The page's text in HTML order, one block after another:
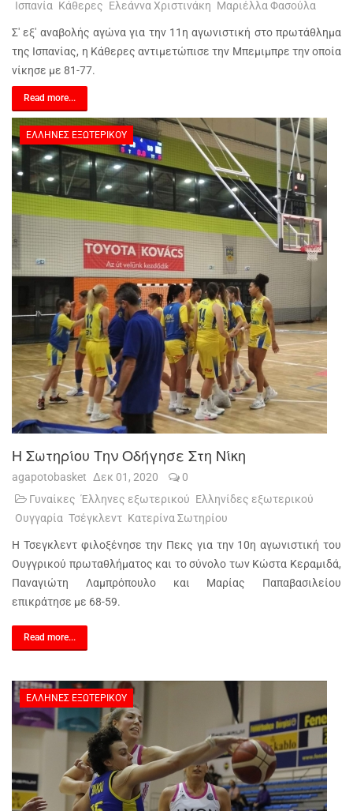
Ισπανία Κάθερες Ελεάννα Χριστινάκη Μαριέλλα Φασούλα
Σ' εξ' αναβολής αγώνα για την 11η αγωνιστική στο πρωτάθλημα
της Ισπανίας, η Κάθερες αντιμετώπισε την Μπεμιμπρε την οποία
νίκησε με 81-77.
Read more...
ΈΛΛΗΝΕΣ ΕΞΩΤΕΡΙΚΟΎ
Η Σωτηρίου Την Οδήγησε Στη Νίκη
agapotobasket Δεκ 01, 2020
0
Γυναίκες Έλληνες εξωτερικού Ελληνίδες εξωτερικού
Ουγγαρία Τσέγκλεντ Κατερίνα Σωτηρίου
Η Τσεγκλεντ φιλοξένησε την Πεκς για την 10η αγωνιστική του
Ουγγρικού πρωταθλήματος και το σύνολο των Κώστα Κεραμιδά,
Παναγιώτη Λαμπρόπουλο και Μαρίας Παπαβασιλείου
επικράτησε με 68-59.
Read more...
ΈΛΛΗΝΕΣ ΕΞΩΤΕΡΙΚΟΎ